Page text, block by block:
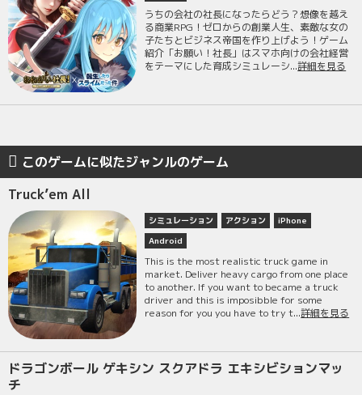
うちの会社の社長になったらどう？想像を越え
る商業RPG！ゼロからの創業人生、素敵な女の
子たちとビジネス帝国を作り上げよう！ゲーム
紹介「お願い！社長」はスマホ向けの会社経営
をテーマにした育成シミュレーシ...詳細を見る
このゲームに似たジャンルのゲーム
Truck’em All
シミュレーション アクション
iPhone
Android
This is the most realistic truck game in
market. Deliver heavy cargo from one place
to another. If you want to became a truck
driver and this is imposibble for some
reason for you you have to try t...詳細を見る
ドラゴンボール ゲキシン スクアドラ エキシビションマッ
チ